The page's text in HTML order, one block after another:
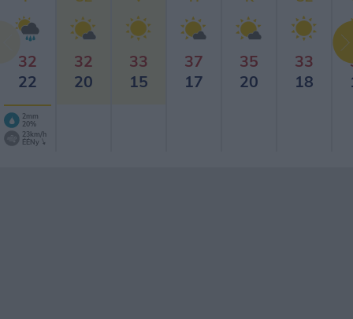
32
22
2mm
20%
23km/h
ÉÉNy
32
20
33
15
37
17
35
20
33
18